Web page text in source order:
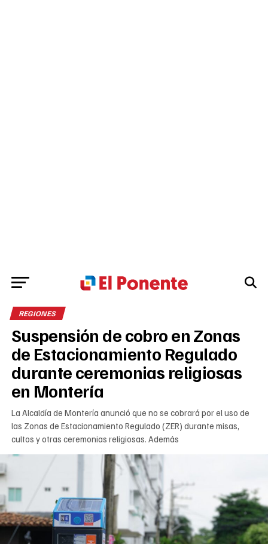
REGIONES
Suspensión de cobro en Zonas
de Estacionamiento Regulado
durante ceremonias religiosas
en Montería
La Alcaldía de Montería anunció que no se cobrará por el uso de
las Zonas de Estacionamiento Regulado (ZER) durante misas,
cultos y otras ceremonias religiosas. Además